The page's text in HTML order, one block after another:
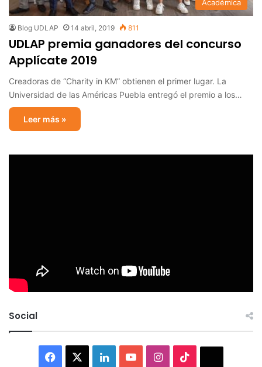
Académica
Blog UDLAP 14 abril, 2019 811
UDLAP premia ganadores del concurso
Applícate 2019
Creadoras de “Charity in KM” obtienen el primer lugar. La
Universidad de las Américas Puebla entregó el premio a los…
Leer más »
Social
Facebook LinkedInYouTubeInstagram